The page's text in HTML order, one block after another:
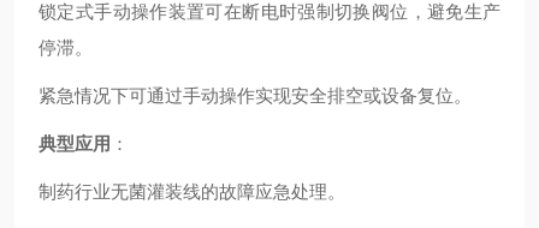
锁定式手动操作装置可在断电时强制切换阀位，避免生产
停滞。
紧急情况下可通过手动操作实现安全排空或设备复位。
典型应用 ：
制药行业无菌灌装线的故障应急处理。